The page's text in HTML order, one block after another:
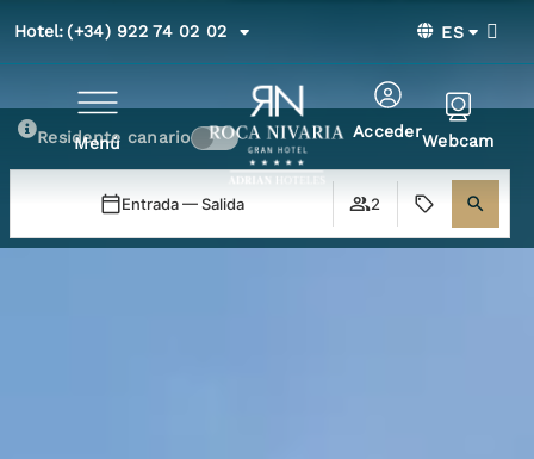
Hotel: (+34) 922 74 02 02 ES
Menú
AccederWebcam
Residente canario
Entrada — Salida 2